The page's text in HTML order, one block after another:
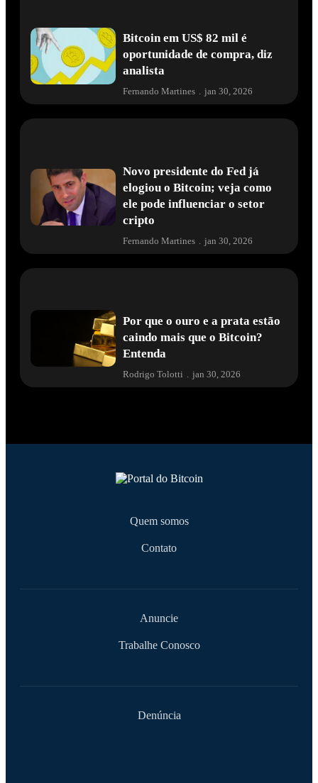
Bitcoin em US$ 82 mil é
oportunidade de compra, diz
analista
Fernando Martines . jan 30, 2026
Novo presidente do Fed já
elogiou o Bitcoin; veja como
ele pode influenciar o setor
cripto
Fernando Martines . jan 30, 2026
Por que o ouro e a prata estão
caindo mais que o Bitcoin?
Entenda
Rodrigo Tolotti jan 30, 2026
Quem somos
Contato
Anuncie
Trabalhe Conosco
Denúncia